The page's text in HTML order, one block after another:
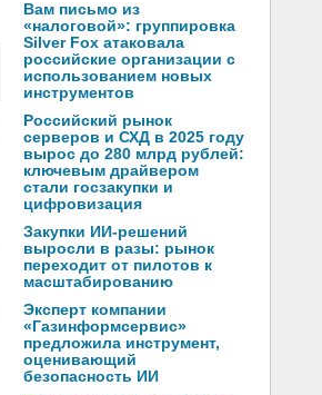
Вам письмо из
«налоговой»: группировка
Silver Fox атаковала
российские организации с
использованием новых
инструментов
Российский рынок
серверов и СХД в 2025 году
вырос до 280 млрд рублей:
ключевым драйвером
стали госзакупки и
цифровизация
Закупки ИИ-решений
выросли в разы: рынок
переходит от пилотов к
масштабированию
Эксперт компании
«Газинформсервис»
предложила инструмент,
оценивающий
безопасность ИИ